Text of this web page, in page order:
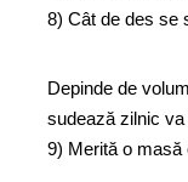
8) Cât de des se
Depinde de
sudează zilnic
9) Merită o masă